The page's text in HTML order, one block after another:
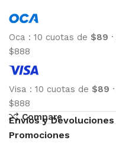
Oca : 10 cuotas de $89 ·
$888
Visa : 10 cuotas de $89 ·
$888
Compare
Envíos y Devoluciones
Promociones